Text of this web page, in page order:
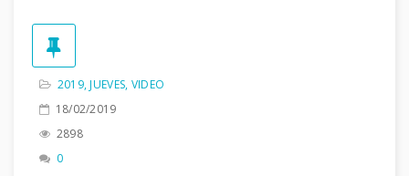
2019,JUEVES, VIDEO
18/02/2019
2898
0